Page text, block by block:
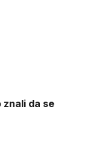
znali da se